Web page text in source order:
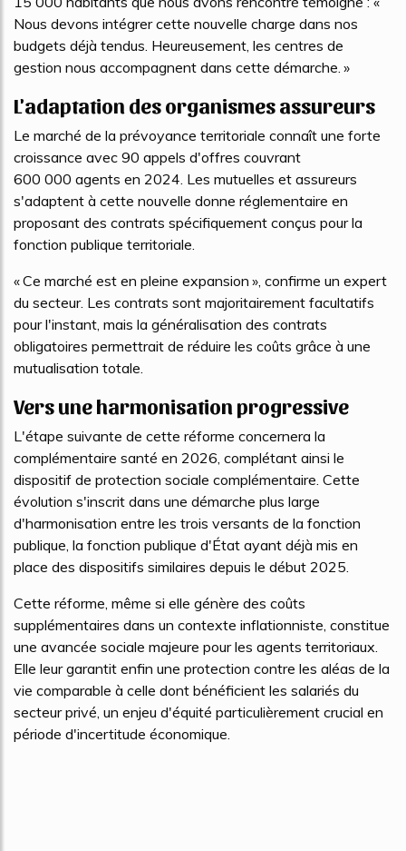
Nous devons intégrer cette nouvelle charge dans nos
budgets déjà tendus. Heureusement, les centres de
gestion nous accompagnent dans cette démarche. »
L'adaptation des organismes assureurs
Le marché de la prévoyance territoriale connaît une forte
croissance avec 90 appels d'offres couvrant
600 000 agents en 2024. Les mutuelles et assureurs
s'adaptent à cette nouvelle donne réglementaire en
proposant des contrats spécifiquement conçus pour la
fonction publique territoriale.
« Ce marché est en pleine expansion », confirme un expert
du secteur. Les contrats sont majoritairement facultatifs
pour l'instant, mais la généralisation des contrats
obligatoires permettrait de réduire les coûts grâce à une
mutualisation totale.
Vers une harmonisation progressive
L'étape suivante de cette réforme concernera la
complémentaire santé en 2026, complétant ainsi le
dispositif de protection sociale complémentaire. Cette
évolution s'inscrit dans une démarche plus large
d'harmonisation entre les trois versants de la fonction
publique, la fonction publique d'État ayant déjà mis en
place des dispositifs similaires depuis le début 2025.
Cette réforme, même si elle génère des coûts
supplémentaires dans un contexte inflationniste, constitue
une avancée sociale majeure pour les agents territoriaux.
Elle leur garantit enfin une protection contre les aléas de la
vie comparable à celle dont bénéficient les salariés du
secteur privé, un enjeu d'équité particulièrement crucial en
période d'incertitude économique.